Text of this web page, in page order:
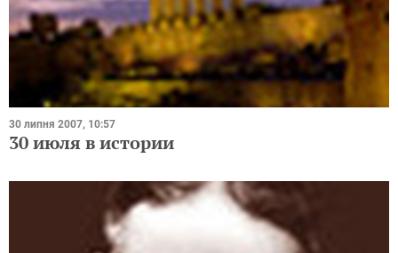
30 липня 2007, 10:57
30 июля в истории